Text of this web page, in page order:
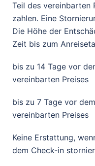
Teil des vereinbarten
zahlen. Eine
Die Höhe der
Zeit bis zum
bis zu 14 Tage vor
vereinbarten Preises
bis zu 7 Tage vor
vereinbarten Preises
Keine Erstattung,
dem Check-in